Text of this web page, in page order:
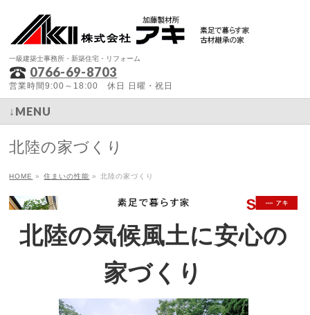
一級建築士事務所・新築住宅・リフォーム
0766-69-8703
営業時間9:00～18:00 休日 日曜・祝日
↓MENU
北陸の家づくり
HOME » 住まいの性能 » 北陸の家づくり
北陸の気候風土に安心の
家づくり